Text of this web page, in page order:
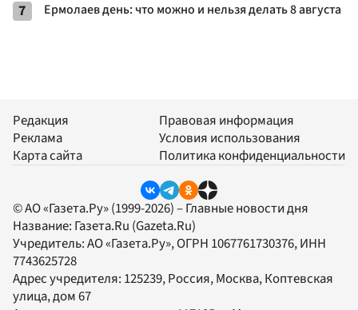
7 Ермолаев день: что можно и нельзя делать 8 августа
Редакция
Реклама
Карта сайта
Правовая информация
Условия использования
Политика конфиденциальности
© АО «Газета.Ру» (1999-2026) – Главные новости дня
Название: Газета.Ru (Gazeta.Ru)
Учредитель:АО «Газета.Ру», ОГРН 1067761730376, ИНН
7743625728
Адрес учредителя: 125239, Россия, Москва, Коптевская
улица, дом 67